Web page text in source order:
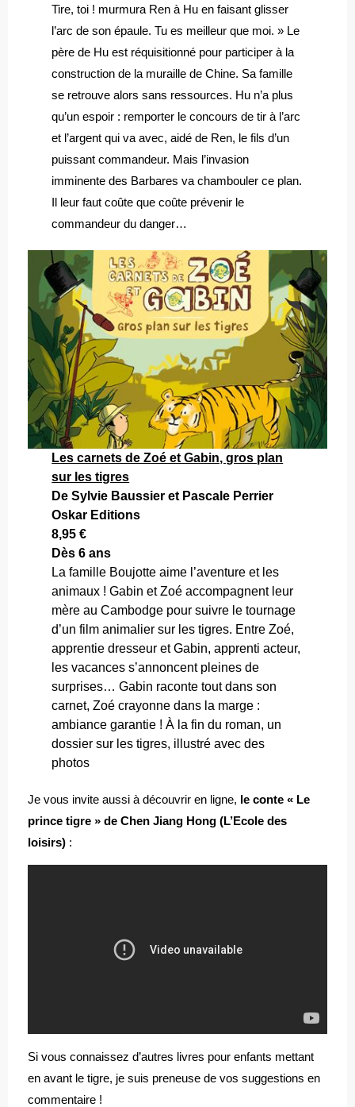
Tire, toi ! murmura Ren à Hu en faisant glisser
l’arc de son épaule. Tu es meilleur que moi. » Le
père de Hu est réquisitionné pour participer à la
construction de la muraille de Chine. Sa famille
se retrouve alors sans ressources. Hu n’a plus
qu’un espoir : remporter le concours de tir à l’arc
et l’argent qui va avec, aidé de Ren, le fils d’un
puissant commandeur. Mais l’invasion
imminente des Barbares va chambouler ce plan.
Il leur faut coûte que coûte prévenir le
commandeur du danger…
Les carnets de Zoé et Gabin, gros plan
sur les tigres
De Sylvie Baussier et Pascale Perrier
Oskar Editions
8,95 €
Dès 6 ans
La famille Boujotte aime l’aventure et les
animaux ! Gabin et Zoé accompagnent leur
mère au Cambodge pour suivre le tournage
d’un film animalier sur les tigres. Entre Zoé,
apprentie dresseur et Gabin, apprenti acteur,
les vacances s’annoncent pleines de
surprises… Gabin raconte tout dans son
carnet, Zoé crayonne dans la marge :
ambiance garantie ! À la fin du roman, un
dossier sur les tigres, illustré avec des
photos
Je vous invite aussi à découvrir en ligne, le conte « Le
prince tigre » de Chen Jiang Hong (L’Ecole des
loisirs) :
Si vous connaissez d’autres livres pour enfants mettant
en avant le tigre, je suis preneuse de vos suggestions en
commentaire !